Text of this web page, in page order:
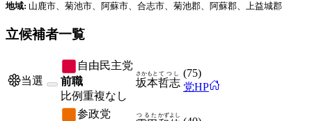
地域: 山鹿市、菊池市、阿蘇市、合志市、菊池郡、阿蘇郡、上益城郡
立候補者一覧
当選
自由民主党
前職
比例重複なし
坂本
さかもと
哲志
てつし (75)
党HP
参政党
つるた かずよし